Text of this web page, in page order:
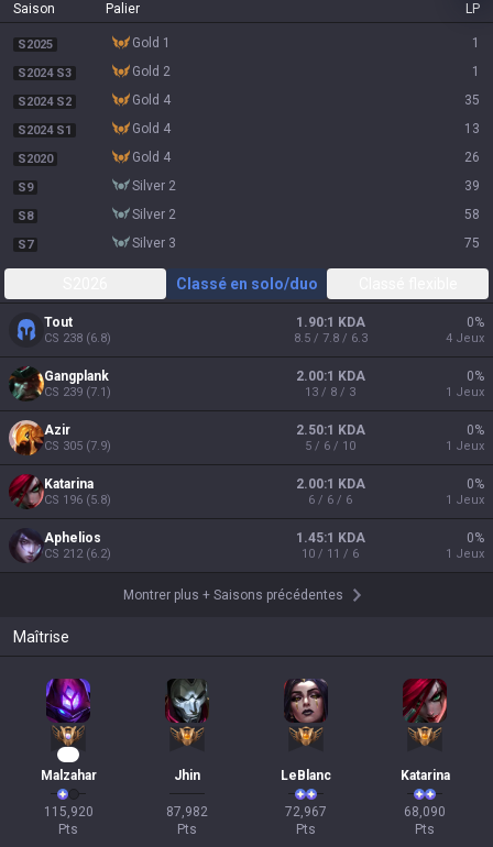
Saison
Palier LP
S2025 gold 1 1
S2024 S3 gold 2 1
S2024 S2 gold 4 35
S2024 S1 gold 4 13
S2020 gold 4 26
S9 silver 2 39
S8 silver 2 58
S7 silver 3 75
Classé en solo/duo
Tout
CS 238 (6.8)
1.90:1 KDA
8.5 / 7.8 / 6.3
0%
4 Jeux
Gangplank
CS 239 (7.1)
2.00:1 KDA
13 / 8 / 3
0%
1 Jeux
Azir
CS 305 (7.9)
2.50:1 KDA
5 / 6 / 10
0%
1 Jeux
Katarina
CS 196 (5.8)
2.00:1 KDA
6 / 6 / 6
0%
1 Jeux
Aphelios
CS 212(6.2)
1.45:1 KDA
10 / 11 / 6
0%
1 Jeux
Montrer plus + Saisons précédentes
Maîtrise
Malzahar
115,920
Pts
Jhin
87,982
Pts
LeBlanc
72,967
Pts
Katarina
68,090
Pts